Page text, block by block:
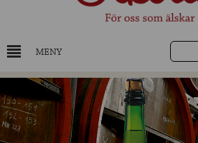
MENY
DRYCKESKUNSKAP
NYHETER